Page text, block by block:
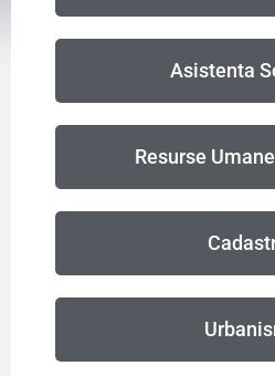
Asistenta
Resurse